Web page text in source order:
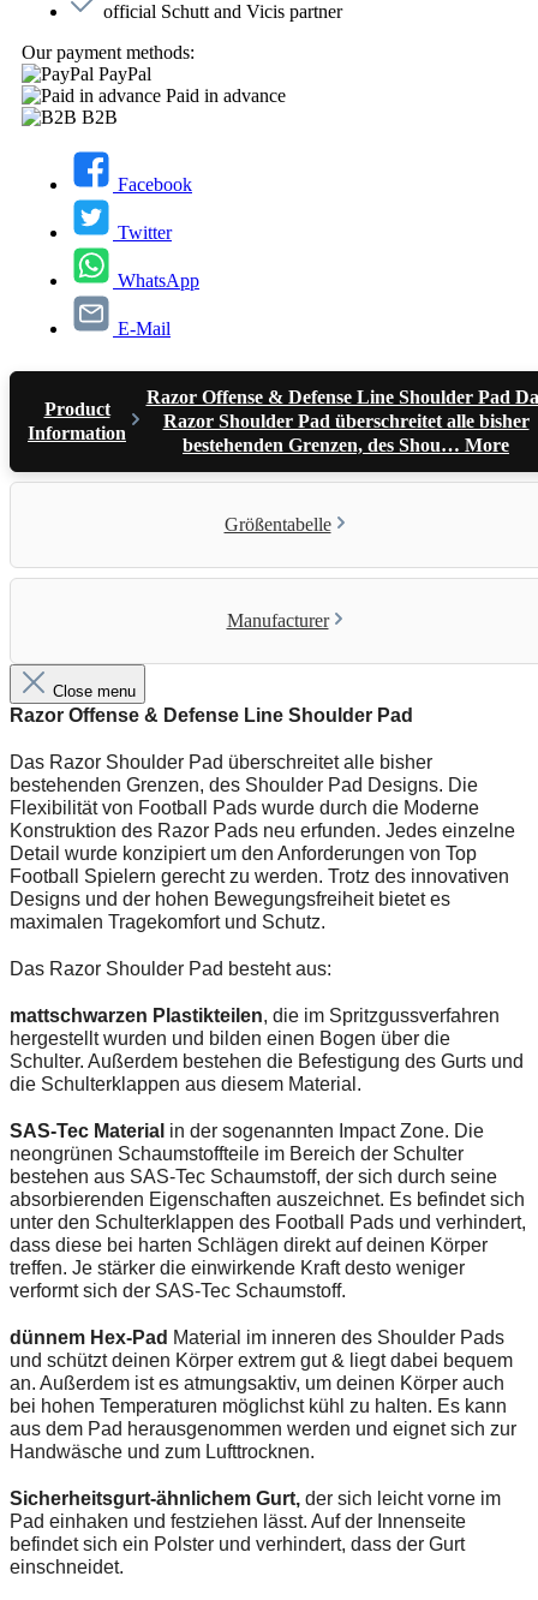
official Schutt and Vicis partner
Our payment methods:
PayPal
Paid in advance
B2B
Facebook
Twitter
WhatsApp
E-Mail
Product
Information
Razor Offense & Defense Line Shoulder Pad
Razor Shoulder Pad überschreitet alle bisher
bestehenden Grenzen, des Shou… More
Größentabelle
Manufacturer
Close menu
Razor Offense & Defense Line Shoulder Pad
Das Razor Shoulder Pad überschreitet alle bisher
bestehenden Grenzen, des Shoulder Pad Designs. Die
Flexibilität von Football Pads wurde durch die Moderne
Konstruktion des Razor Pads neu erfunden. Jedes einzelne
Detail wurde konzipiert um den Anforderungen von Top
Football Spielern gerecht zu werden. Trotz des innovativen
Designs und der hohen Bewegungsfreiheit bietet es
maximalen Tragekomfort und Schutz.
Das Razor Shoulder Pad besteht aus:
mattschwarzen Plastikteilen, die im Spritzgussverfahren
hergestellt wurden und bilden einen Bogen über die
Schulter. Außerdem bestehen die Befestigung des Gurts und
die Schulterklappen aus diesem Material.
SAS-Tec Material in der sogenannten Impact Zone. Die
neongrünen Schaumstoffteile im Bereich der Schulter
bestehen aus SAS-Tec Schaumstoff, der sich durch seine
absorbierenden Eigenschaften auszeichnet. Es befindet sich
unter den Schulterklappen des Football Pads und verhindert,
dass diese bei harten Schlägen direkt auf deinen Körper
treffen. Je stärker die einwirkende Kraft desto weniger
verformt sich der SAS-Tec Schaumstoff.
dünnem Hex-Pad Material im inneren des Shoulder Pads
und schützt deinen Körper extrem gut & liegt dabei bequem
an. Außerdem ist es atmungsaktiv, um deinen Körper auch
bei hohen Temperaturen möglichst kühl zu halten. Es kann
aus dem Pad herausgenommen werden und eignet sich zur
Handwäsche und zum Lufttrocknen.
Sicherheitsgurt-ähnlichem Gurt, der sich leicht vorne im
Pad einhaken und festziehen lässt. Auf der Innenseite
befindet sich ein Polster und verhindert, dass der Gurt
einschneidet.